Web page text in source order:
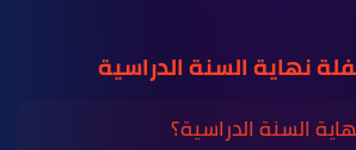
نهاية السنة الدراسية
السنة الدراسية؟